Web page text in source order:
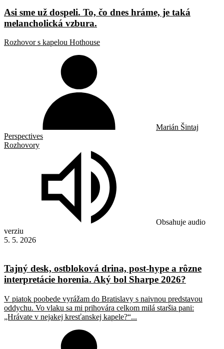
Asi sme už dospeli. To, čo dnes hráme, je taká
melancholická vzbura.
Rozhovor s kapelou Hothouse
Marián Šintaj
Perspectives
Rozhovory
Obsahuje audio
verziu
5. 5. 2026
Tajný desk, ostbloková drina, post-hype a rôzne
interpretácie horenia. Aký bol Sharpe 2026?
V piatok poobede vyrážam do Bratislavy s naivnou predstavou
oddychu. Vo vlaku sa mi prihovára celkom milá staršia pani:
„Hrávate v nejakej kresťanskej kapele?“...